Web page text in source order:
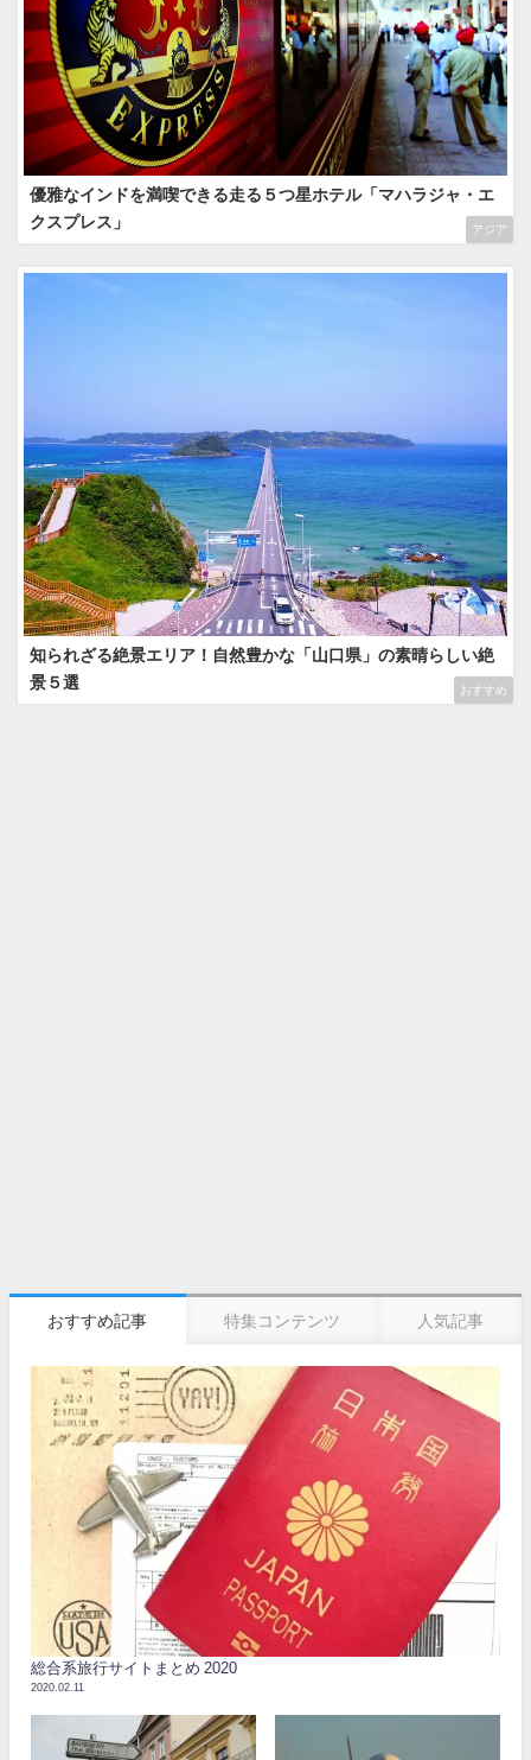
アジア
優雅なインドを満喫できる走る５つ星ホテル「マハラジャ・エ
クスプレス」
おすすめ
知られざる絶景エリア！自然豊かな「山口県」の素晴らしい絶
景５選
おすすめ記事 特集コンテンツ 人気記事
総合系旅行サイトまとめ 2020
2020.02.11